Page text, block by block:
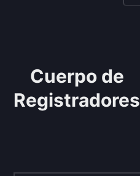
Cuerpo de
Registradores